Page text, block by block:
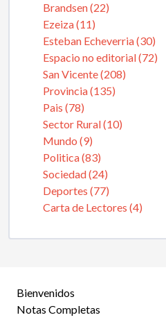
Brandsen (22)
Ezeiza (11)
Esteban Echeverria (30)
Espacio no editorial (72)
San Vicente (208)
Provincia (135)
Pais (78)
Sector Rural (10)
Mundo (9)
Politica (83)
Sociedad (24)
Deportes (77)
Carta de Lectores (4)
Bienvenidos
Notas Completas